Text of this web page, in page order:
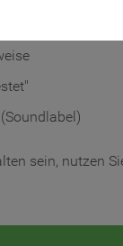
sein, nutzen